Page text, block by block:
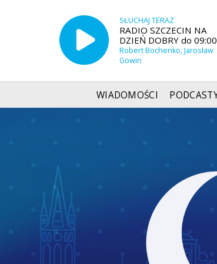
SŁUCHAJ TERAZ
RADIO SZCZECIN NA
DZIEŃ DOBRY do 09:00
Robert Bochenko, Jarosław
Gowin
WIADOMOŚCI